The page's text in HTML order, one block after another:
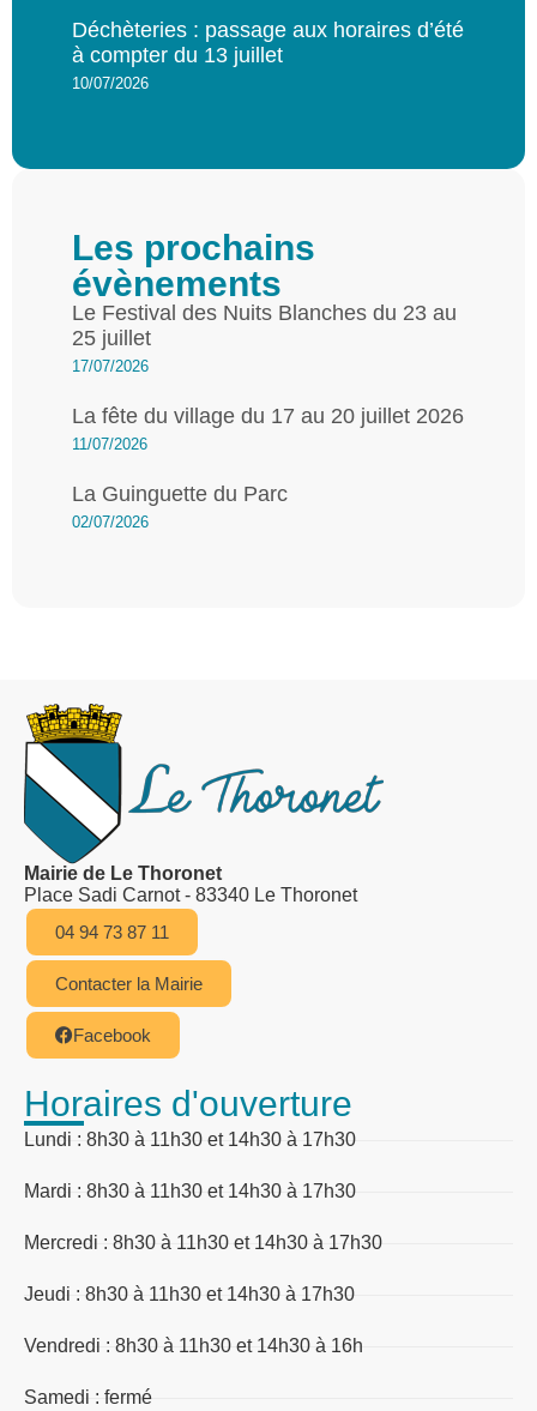
Déchèteries : passage aux horaires d’été
à compter du 13 juillet
10/07/2026
Les prochains
évènements
Le Festival des Nuits Blanches du 23 au
25 juillet
17/07/2026
La fête du village du 17 au 20 juillet 2026
11/07/2026
La Guinguette du Parc
02/07/2026
Mairie de Le Thoronet
Place Sadi Carnot - 83340 Le Thoronet
04 94 73 87 11
Contacter la Mairie
Facebook
Horaires d'ouverture
Lundi : 8h30 à 11h30 et 14h30 à 17h30
Mardi : 8h30 à 11h30 et 14h30 à 17h30
Mercredi : 8h30 à 11h30 et 14h30 à 17h30
Jeudi : 8h30 à 11h30 et 14h30 à 17h30
Vendredi : 8h30 à 11h30 et 14h30 à 16h
Samedi : fermé